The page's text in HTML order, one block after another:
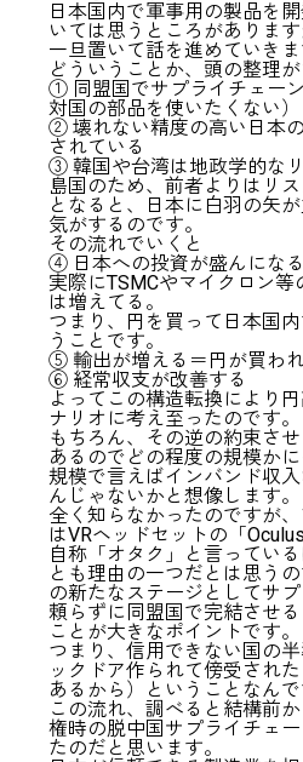
日本国内で軍事用の製品を
いては思うところがありま
一旦置いて話を進めていきま
どういうことか、頭の整理が
① 同盟国でサプライチェー
対国の部品を使いたくない）
② 壊れない精度の高い日本
されている
③ 韓国や台湾は地政学的な
島国のため、前者よりはリ
となると、日本に白羽の矢
気がするのです。
その流れでいくと
④ 日本への投資が盛んにな
実際にTSMCやマイクロン
は増えてる。
つまり、円を買って日本国
うことです。
⑤ 輸出が増える＝円が買わ
⑥ 経常収支が改善する
よってこの構造転換により
ナリオに考え至ったのです。
もちろん、その逆の約束さ
あるのでどの程度の規模か
規模で言えばインバンド収
んじゃないかと想像します。
全く知らなかったのですが
はVRヘッドセットの「
自称「オタク」と言ってい
とも理由の一つだとは思う
の新たなステージとしてサ
頼らずに同盟国で完結させ
ことが大きなポイントです。
つまり、信用できない国の
ックドア作られて傍受され
あるから）ということなんで
この流れ、調べると結構前
権時の脱中国サプライチェ
たのだと思います。